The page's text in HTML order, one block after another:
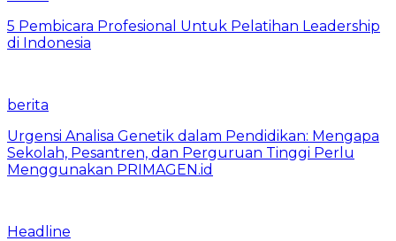
5 Pembicara Profesional Untuk Pelatihan Leadership
di Indonesia
berita
Urgensi Analisa Genetik dalam Pendidikan: Mengapa
Sekolah, Pesantren, dan Perguruan Tinggi Perlu
Menggunakan PRIMAGEN.id
Headline